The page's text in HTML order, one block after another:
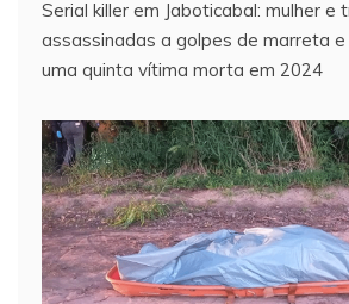
Serial killer em Jaboticabal: mulher e
assassinadas a golpes de marreta
uma quinta vítima morta em 2024